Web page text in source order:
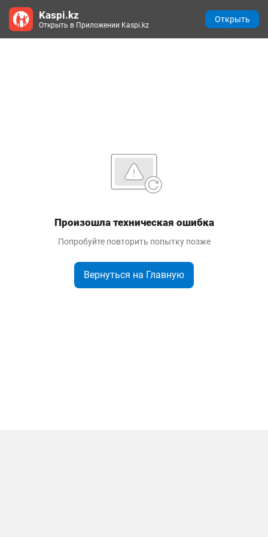
Произошла техническая ошибка
Попробуйте повторить попытку позже
Вернуться на Главную
Kaspi.kz
Открыть в Приложении Kaspi.kz
Открыть